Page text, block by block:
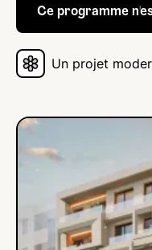
Ce programme
Un projet